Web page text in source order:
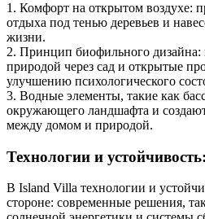
1. Комфорт на открытом воздухе:
отдыха под тенью деревьев и
жизни.
2. Принцип биофильного дизайна:
природой через сад и открытые
улучшению психологического
3. Водные элементы, такие как
окружающего ландшафта и
между домом и природой.
Технологии и
В Island Villa технологии и
стороне: современные решения,